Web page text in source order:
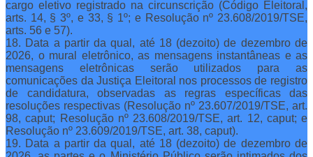
cargo eletivo registrado na circunscrição (Código Eleitoral,
arts. 14, § 3º, e 33, § 1º; e Resolução nº 23.608/2019/TSE,
arts. 56 e 57).
18. Data a partir da qual, até 18 (dezoito) de dezembro de
2026, o mural eletrônico, as mensagens instantâneas e as
mensagens eletrônicas serão utilizados para as
comunicações da Justiça Eleitoral nos processos de registro
de candidatura, observadas as regras específicas das
resoluções respectivas (Resolução nº 23.607/2019/TSE, art.
98, caput; Resolução nº 23.608/2019/TSE, art. 12, caput; e
Resolução nº 23.609/2019/TSE, art. 38, caput).
19. Data a partir da qual, até 18 (dezoito) de dezembro de